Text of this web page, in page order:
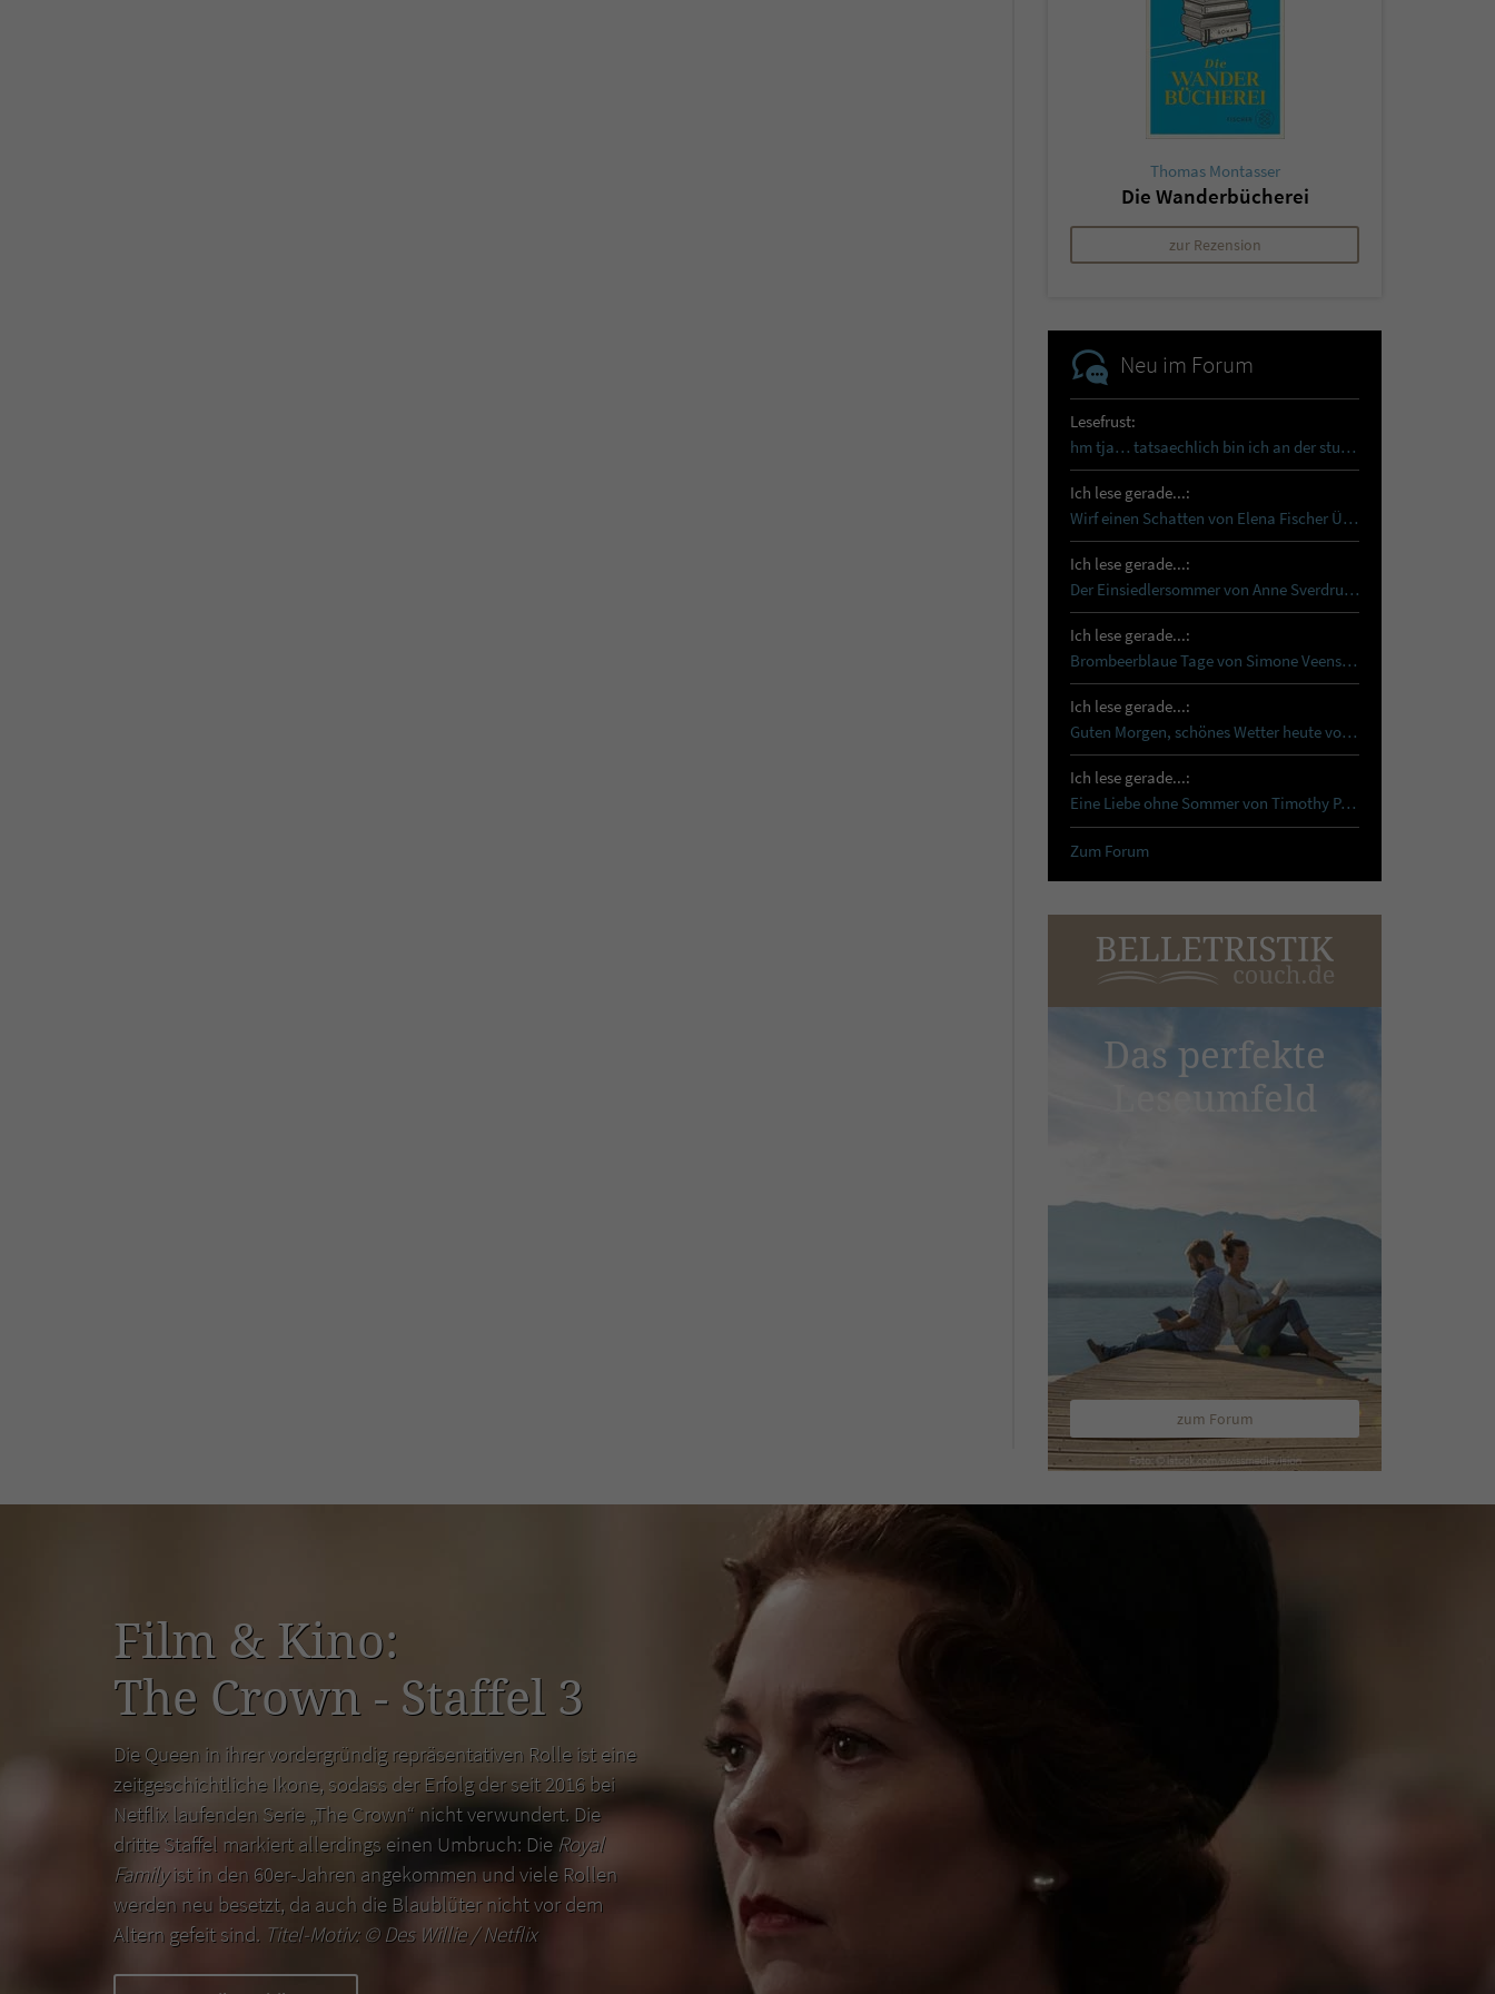
Thomas Montasser
Die Wanderbücherei
zur Rezension
Neu im Forum
Lesefrust:
hm tja… tatsaechlich bin ich an der sturmhoehe…
Ich lese gerade...:
Wirf einen Schatten von Elena Fischer Über…
Ich lese gerade...:
Der Einsiedlersommer von Anne Sverdrup-Thygeson …
Ich lese gerade...:
Brombeerblaue Tage von Simone Veenstra Reset …
Ich lese gerade...:
Guten Morgen, schönes Wetter heute von Tanja…
Ich lese gerade...:
Eine Liebe ohne Sommer von Timothy Paul Schon…
Zum Forum
Das perfekte
Leseumfeld
zum Forum
Film & Kino:
The Crown - Staffel 3
Die Queen in ihrer vordergründig repräsentativen Rolle ist eine
zeitgeschichtliche Ikone, sodass der Erfolg der seit 2016 bei
Netflix laufenden Serie „The Crown“ nicht verwundert. Die
dritte Staffel markiert allerdings einen Umbruch: Die Royal
Familyist in den 60er-Jahren angekommen und viele Rollen
werden neu besetzt, da auch die Blaublüter nicht vor dem
Altern gefeit sind. Titel-Motiv: ©Des Willie / Netflix